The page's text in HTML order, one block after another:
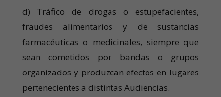
d) Tráfico de drogas o estupefacientes,
fraudes alimentarios y de sustancias
farmacéuticas o medicinales, siempre que
sean cometidos por bandas o grupos
organizados y produzcan efectos en lugares
pertenecientes a distintas Audiencias.